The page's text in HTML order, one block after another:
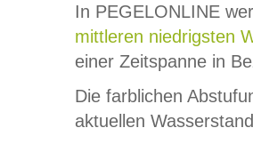
In PEGELONLINE
mittleren niedrigsten
einer Zeitspanne in
Die farblichen
aktuellen